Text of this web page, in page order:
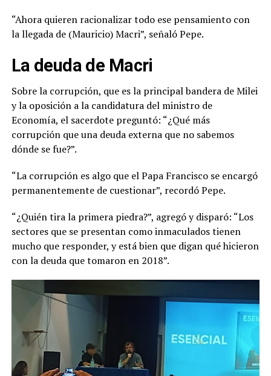
“Ahora quieren racionalizar todo ese pensamiento con
la llegada de (Mauricio) Macri”, señaló Pepe.
La deuda de Macri
Sobre la corrupción, que es la principal bandera de Milei
y la oposición a la candidatura del ministro de
Economía, el sacerdote preguntó: “¿Qué más
corrupción que una deuda externa que no sabemos
dónde se fue?”.
“La corrupción es algo que el Papa Francisco se encargó
permanentemente de cuestionar”, recordó Pepe.
“¿Quién tira la primera piedra?”, agregó y disparó: “Los
sectores que se presentan como inmaculados tienen
mucho que responder, y está bien que digan qué hicieron
con la deuda que tomaron en 2018”.